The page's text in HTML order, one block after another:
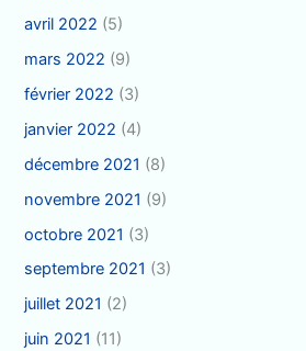
avril 2022 (5)
mars 2022 (9)
février 2022 (3)
janvier 2022 (4)
décembre 2021 (8)
novembre 2021 (9)
octobre 2021 (3)
septembre 2021 (3)
juillet 2021 (2)
juin 2021 (11)